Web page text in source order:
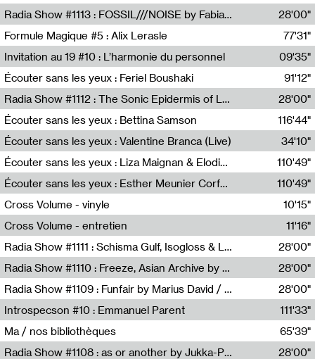
Mateo Cuin
Radia Show #1113 : FOSSIL///NOISE by Fabiana Gibim / Wave Farm
Wave Farm
28'00"
Formule Magique #5 : Alix Lerasle
Nathalie Lacroix
77'31"
Invitation au 19 #10 : L’harmonie du personnel
19, CRAC
09'35"
Écouter sans les yeux : Feriel Boushaki
Feriel Boushaki
91'12"
Radia Show #1112 : The Sonic Epidermis of Lake Léman by Paul Courlet / Guest Slot
28'00"
Écouter sans les yeux : Bettina Samson
Bettina Samson
116'44"
Écouter sans les yeux : Valentine Branca (Live)
Valentine Branca
34'10"
Écouter sans les yeux : Liza Maignan & Elodie Lecat
Liza Maignan,Elodie Lecat
110'49"
Écouter sans les yeux : Esther Meunier Corfdyr
Esther Meunier Corfdyr
110'49"
Cross Volume - vinyle
10'15"
Cross Volume - entretien
11'16"
Radia Show #1111 : Schisma Gulf, Isogloss & Lament For The Old Clock By Harvey Young / Resonance
Resonance
28'00"
Radia Show #1110 : Freeze, Asian Archive by Avita Maheen / Radio Worm
Radio WORM
28'00"
Radia Show #1109 : Funfair by Marius David / JET FM
Jet FM
28'00"
Introspecson #10 : Emmanuel Parent
Pierre Henry,Emmanuel Parent
111'33"
Ma / nos bibliothèques
Sarah Tritz,Elene Lapiashivili,Justin Marconnet,Mateo Cuche,Esther Lechevalier,Suzie Lecroart,Romance Castelet
65'39"
Radia Show #1108 : as or another by Jukka-Pekka Kervinen / Rádio Zero
28'00"